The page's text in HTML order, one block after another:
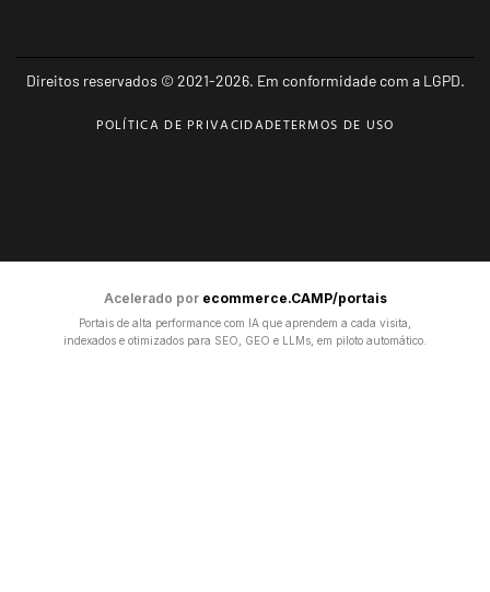
Direitos reservados © 2021-2026. Em conformidade com a LGPD.
POLÍTICA DE PRIVACIDADETERMOS DE USO
Acelerado por ecommerce.CAMP/portais
Portais de alta performance com IA que aprendem a cada visita,
indexados e otimizados para SEO, GEO e LLMs, em piloto automático.